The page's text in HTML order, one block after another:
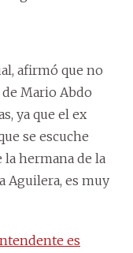
afirmó que no
Mario Abdo
ya que el ex
se escuche
la hermana de la
Aguilera, es muy
es